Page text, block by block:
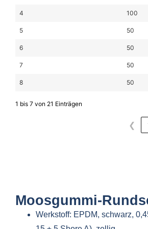
4 100
5 50
6 50
7 50
8 50
1 bis 7 von 21 Einträgen
❮
Moosgummi-
Werkstoff: EPDM, schwarz,